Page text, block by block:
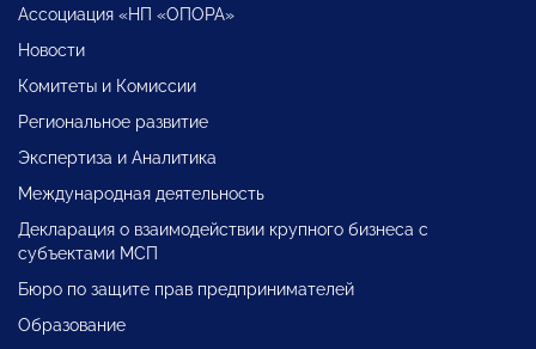
Ассоциация «НП «ОПОРА»
Новости
Комитеты и Комиссии
Региональное развитие
Экспертиза и Аналитика
Международная деятельность
Декларация о взаимодействии крупного бизнеса с
субъектами МСП
Бюро по защите прав предпринимателей
Образование